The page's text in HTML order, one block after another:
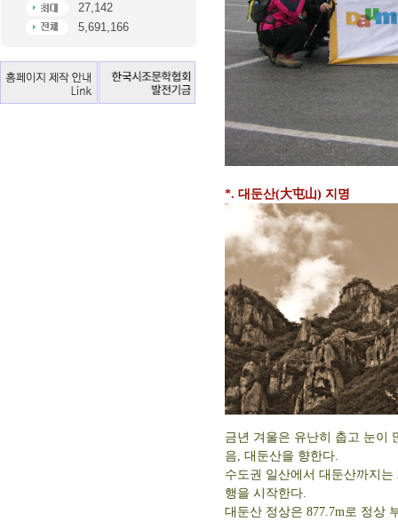
27,142
5,691,166
*. 대둔산(大屯山) 지명
금년 겨울은 유난히 춥고 눈이
음, 대둔산을 향한다.
수도권 일산에서 대둔산까지는
행을 시작한다.
대둔산 정상은 877.7m로 정상